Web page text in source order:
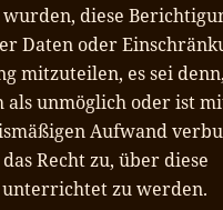
diese
Daten oder
mitzuteilen, es sei
als unmöglich oder ist
Aufwand
Recht zu, über diese
zu werden.